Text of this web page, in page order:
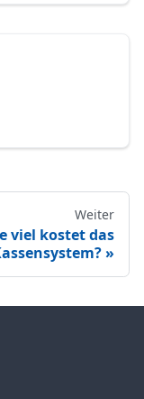
Weiter
viel kostet das